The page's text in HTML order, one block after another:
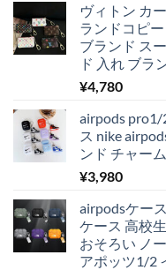
ヴィトン カ
ランドコピ
ブランド ス
ド 入れ ブラ
¥4,780
airpods pro1/
ス nike
ンド チャー
¥3,980
airpodsケー
ケース 高校
おそろい ノ
アポッツ1/2